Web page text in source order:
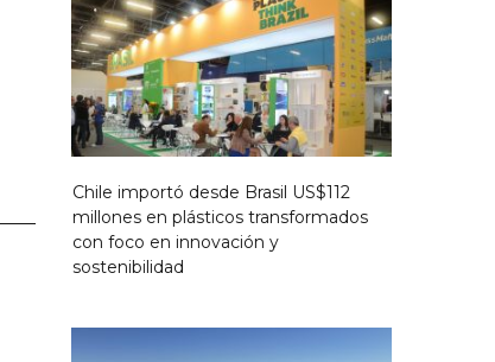
Chile importó desde Brasil US$112
millones en plásticos transformados
con foco en innovación y
sostenibilidad